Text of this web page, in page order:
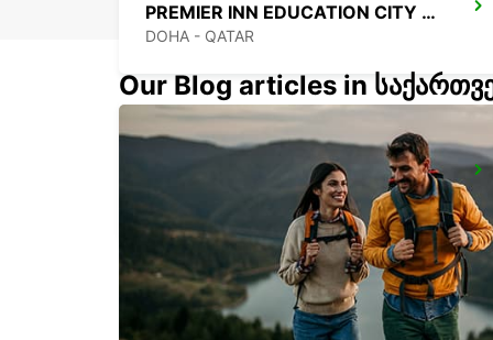
PREMIER INN EDUCATION CITY CHF DRIV
DOHA - QATAR
DUSIT DOHA HOTEL WEST BAY
Our Blog articles in